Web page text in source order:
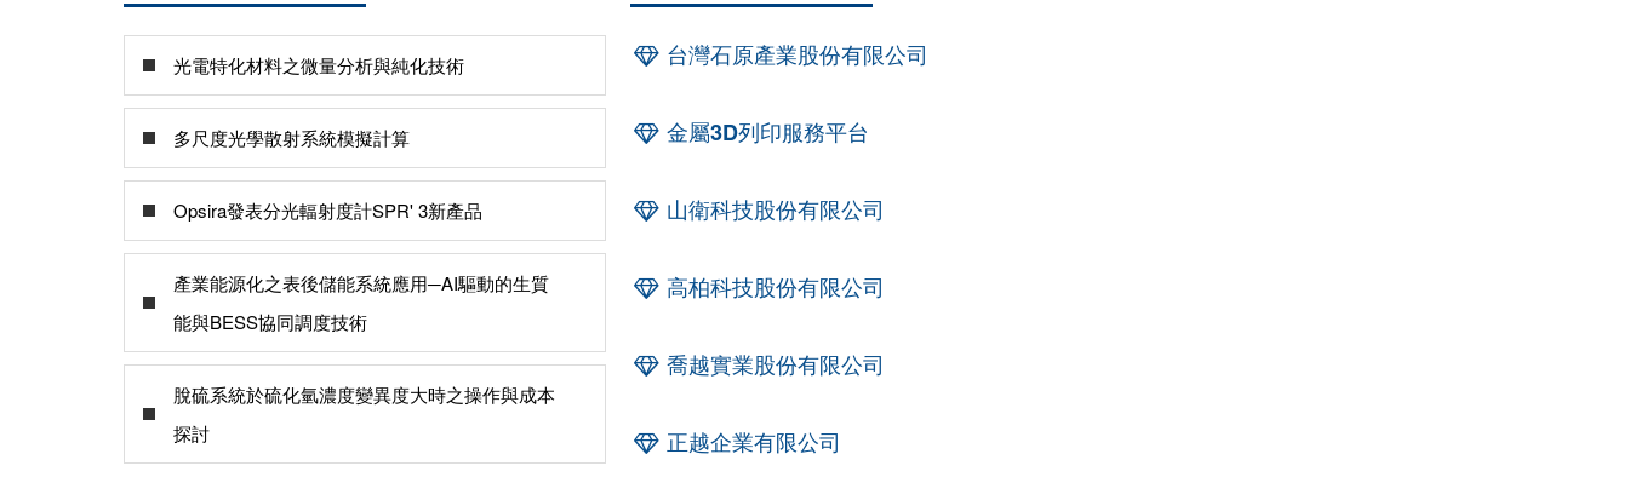
光電特化材料之微量分析與純化技術
多尺度光學散射系統模擬計算
Opsira發表分光輻射度計SPR' 3新產品
產業能源化之表後儲能系統應用─AI驅動的生質
能與BESS協同調度技術
脫硫系統於硫化氫濃度變異度大時之操作與成本
探討
台灣石原產業股份有限公司
金屬3D列印服務平台
山衛科技股份有限公司
高柏科技股份有限公司
喬越實業股份有限公司
正越企業有限公司